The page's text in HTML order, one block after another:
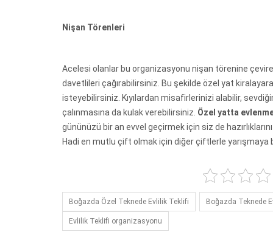
Nişan Törenleri
Acelesi olanlar bu organizasyonu nişan törenine
davetlileri çağırabilirsiniz. Bu şekilde özel yat
isteyebilirsiniz. Kıyılardan misafirlerinizi alabilir,
çalınmasına da kulak verebilirsiniz. Özel yatta
gününüzü bir an evvel geçirmek için siz de
Hadi en mutlu çift olmak için diğer çiftlerle yarışmaya
Boğazda Özel Teknede Evlilik Teklifi Boğazda Teknede
Evlilik Teklifi organizasyonu